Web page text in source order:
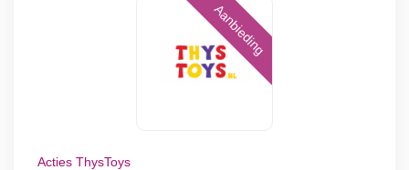
Aanbieding
Acties ThysToys